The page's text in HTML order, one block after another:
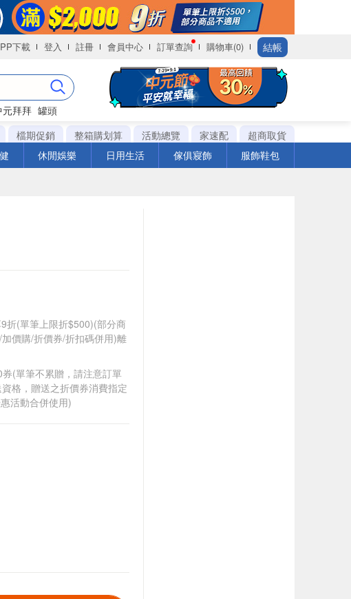
下載 登入 註冊 會員中心 訂單查詢 購物車(0) 結帳
元拜拜 罐頭
檔期促銷 整箱購划算 活動總覽 家速配
超商取貨
休閒娛樂 日用生活 傢俱寢飾 服飾鞋包
折(單筆上限折$500)(部分商
價購/折價券/折扣碼併用)離
(單筆不累贈，請注意訂單
格，贈送之折價券消費指定
活動合併使用)